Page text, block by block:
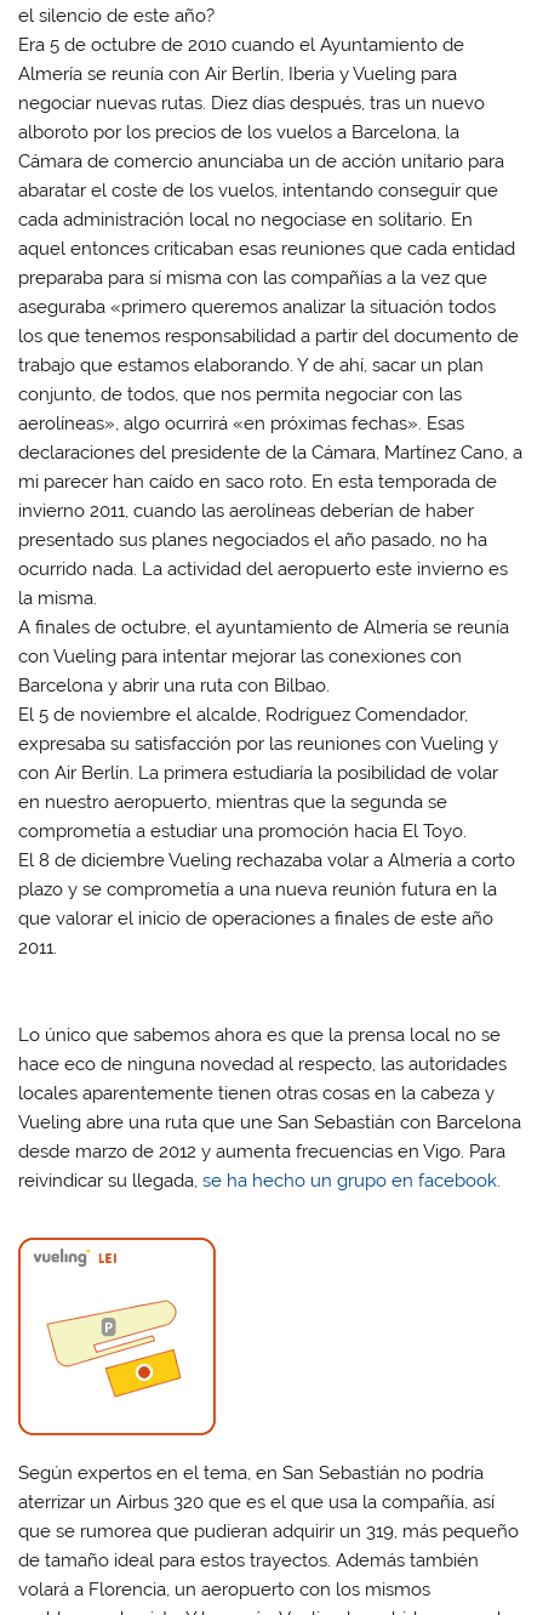
el silencio de este año?
Era 5 de octubre de 2010 cuando el Ayuntamiento de
Almería se reunía con Air Berlín, Iberia y Vueling para
negociar nuevas rutas. Diez días después, tras un nuevo
alboroto por los precios de los vuelos a Barcelona, la
Cámara de comercio anunciaba un de acción unitario para
abaratar el coste de los vuelos, intentando conseguir que
cada administración local no negociase en solitario. En
aquel entonces criticaban esas reuniones que cada entidad
preparaba para sí misma con las compañías a la vez que
aseguraba «primero queremos analizar la situación todos
los que tenemos responsabilidad a partir del documento de
trabajo que estamos elaborando. Y de ahí, sacar un plan
conjunto, de todos, que nos permita negociar con las
aerolíneas», algo ocurrirá «en próximas fechas». Esas
declaraciones del presidente de la Cámara, Martínez Cano, a
mi parecer han caído en saco roto. En esta temporada de
invierno 2011, cuando las aerolíneas deberían de haber
presentado sus planes negociados el año pasado, no ha
ocurrido nada. La actividad del aeropuerto este invierno es
la misma.
A finales de octubre, el ayuntamiento de Almería se reunía
con Vueling para intentar mejorar las conexiones con
Barcelona y abrir una ruta con Bilbao.
El 5 de noviembre el alcalde, Rodríguez Comendador,
expresaba su satisfacción por las reuniones con Vueling y
con Air Berlín. La primera estudiaría la posibilidad de volar
en nuestro aeropuerto, mientras que la segunda se
comprometía a estudiar una promoción hacia El Toyo.
El 8 de diciembre Vueling rechazaba volar a Almería a corto
plazo y se comprometía a una nueva reunión futura en la
que valorar el inicio de operaciones a finales de este año
2011.
Lo único que sabemos ahora es que la prensa local no se
hace eco de ninguna novedad al respecto, las autoridades
locales aparentemente tienen otras cosas en la cabeza y
Vueling abre una ruta que une San Sebastián con Barcelona
desde marzo de 2012 y aumenta frecuencias en Vigo. Para
reivindicar su llegada,se ha hecho un grupo en facebook.
Según expertos en el tema, en San Sebastián no podría
aterrizar un Airbus 320 que es el que usa la compañía, así
que se rumorea que pudieran adquirir un 319, más pequeño
de tamaño ideal para estos trayectos. Además también
volará a Florencia, un aeropuerto con los mismos